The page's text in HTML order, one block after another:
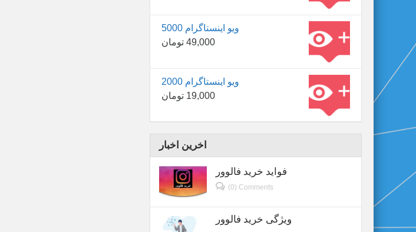
5000 ویو اینستاگرام
49,000 تومان
2000 ویو اینستاگرام
19,000 تومان
اخرین اخبار
فواید خرید فالوور
(0) Comments
ویژگی خرید فالوور